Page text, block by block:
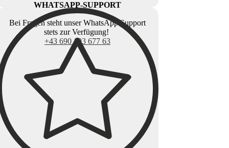
WHATSAPP-SUPPORT
Bei Fragen steht unser WhatsApp Support
stets zur Verfügung!
+43 690 103 677 63